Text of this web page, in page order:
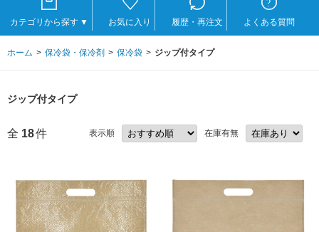
カテゴリから探す ▼ お気に入り 履歴・再注文 よくある質問
ホーム 保冷袋・保冷剤 保冷袋 ジップ付タイプ
ジップ付タイプ
全 18件 表示順 在庫有無